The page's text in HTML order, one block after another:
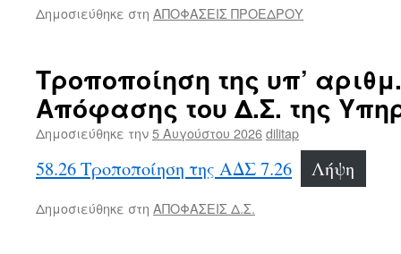
Δημοσιεύθηκε στη ΑΠΟΦΑΣΕΙΣ ΠΡΟΕΔΡΟΥ
Τροποποίηση της υπ’
Απόφασης του Δ.Σ. της
Δημοσιεύθηκε την5 Αυγούστου 2026dilitap
58.26 Τροποποίηση της ΑΔΣ 7.26 Λήψη
Δημοσιεύθηκε στη ΑΠΟΦΑΣΕΙΣ Δ.Σ.